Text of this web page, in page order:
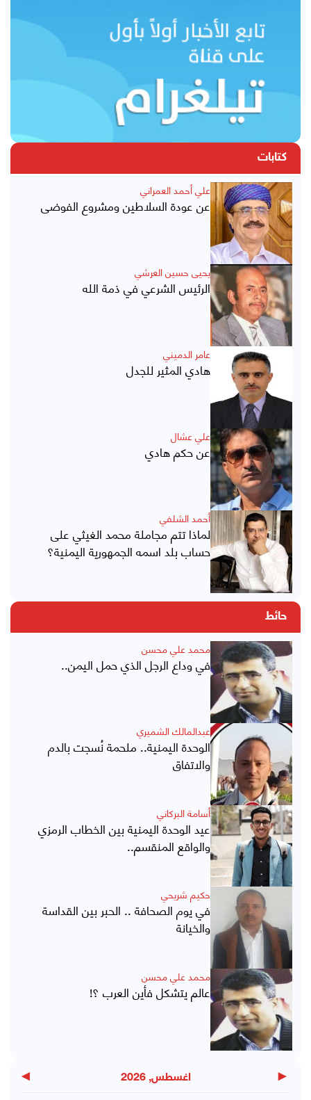
كتابات
علي أحمد العمراني
عن عودة السلاطين ومشروع الفوضى
يحيى حسين العرشي
الرئيس الشرعي في ذمة الله
عامر الدميني
هادي المثير للجدل
علي عشال
عن حكم هادي
أحمد الشلفي
لماذا تتم مجاملة محمد الغيثي على
حساب بلد اسمه الجمهورية اليمنية؟
حائط
محمد علي محسن
في وداع الرجل الذي حمل اليمن..
عبدالمالك الشميري
الوحدة اليمنية.. ملحمة نُسجت بالدم
والاتفاق
أسامة البركاني
عيد الوحدة اليمنية بين الخطاب الرمزي
والواقع المنقسم..
حكيم شريحي
في يوم الصحافة .. الحبر بين القداسة
والخيانة
محمد علي محسن
عالم يتشكل فأين العرب ؟!
◀ اغسطس, 2026 ▶